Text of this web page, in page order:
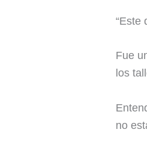
“Este
Fue
los
no